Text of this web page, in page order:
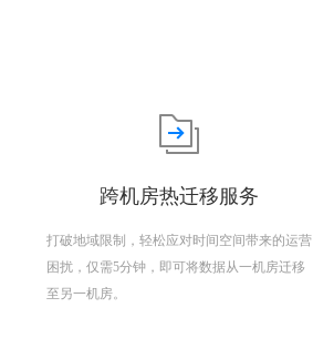
跨机房热迁移服务
打破地域限制，轻松应对时间空间带来的运营
困扰，仅需5分钟，即可将数据从一机房迁移
至另一机房。